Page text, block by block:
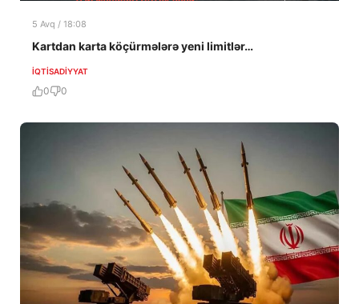
5 Avq / 18:08
Kartdan karta köçürmələrə yeni limitlər…
İQTISADIYYAT
0 0